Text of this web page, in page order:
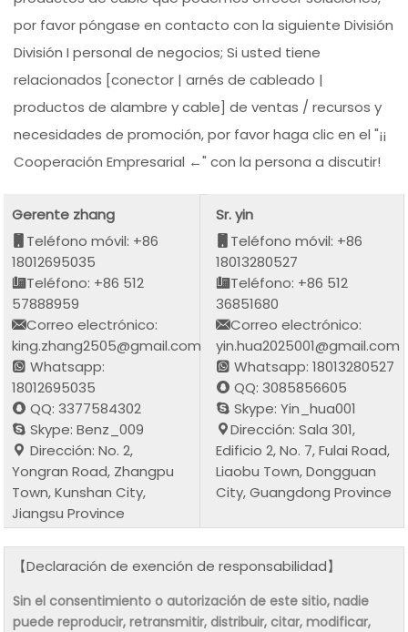
por favor póngase en contacto con la siguiente División
División I personal de negocios; Si usted tiene
relacionados [conector | arnés de cableado |
productos de alambre y cable] de ventas / recursos y
necesidades de promoción, por favor haga clic en el "¡¡
Cooperación Empresarial ←" con la persona a discutir!
Gerente zhang
Teléfono móvil: +86
18012695035
Teléfono: +86 512
57888959
Correo electrónico:
king.zhang2505@gmail.com
Whatsapp:
18012695035
QQ: 3377584302
Skype: Benz_009
Dirección: No. 2,
Yongran Road, Zhangpu
Town, Kunshan City,
Jiangsu Province
Sr. yin
Teléfono móvil: +86
18013280527
Teléfono: +86 512
36851680
Correo electrónico:
yin.hua2025001@gmail.com
Whatsapp: 18013280527
QQ: 3085856605
Skype: Yin_hua001
Dirección: Sala 301,
Edificio 2, No. 7, Fulai Road,
Liaobu Town, Dongguan
City, Guangdong Province
【Declaración de exención de responsabilidad】
Sin el consentimiento o autorización de este sitio, nadie
puede reproducir, retransmitir, distribuir, citar, modificar,